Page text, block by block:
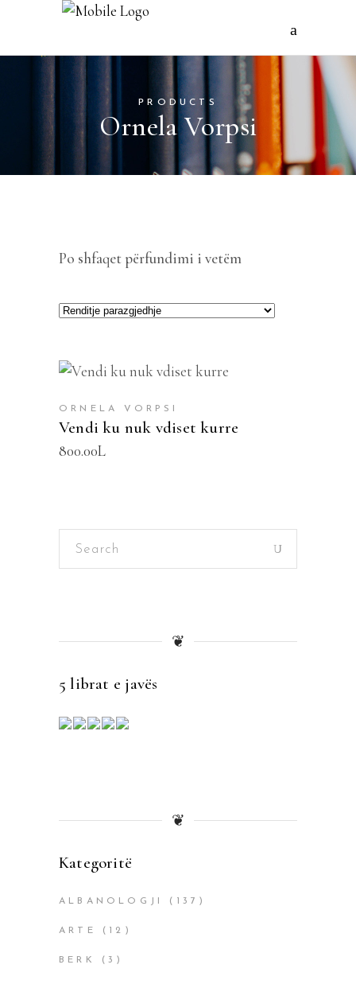
PRODUCTS
Ornela Vorpsi
Po shfaqet përfundimi i vetëm
ORNELA VORPSI
Vendi ku nuk vdiset kurre
800.00L
Search
❦
5 librat e javës
❦
Kategoritë
ALBANOLOGJI (137)
ARTE (12)
BERK (3)